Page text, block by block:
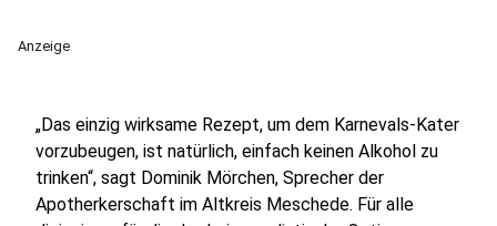
Anzeige
„Das einzig wirksame Rezept, um dem Karnevals-Kater
vorzubeugen, ist natürlich, einfach keinen Alkohol zu
trinken“, sagt Dominik Mörchen, Sprecher der
Apotherkerschaft im Altkreis Meschede. Für alle